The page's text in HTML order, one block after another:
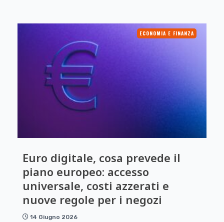
ECONOMIA E FINANZA
Euro digitale, cosa prevede il
piano europeo: accesso
universale, costi azzerati e
nuove regole per i negozi
14 Giugno 2026